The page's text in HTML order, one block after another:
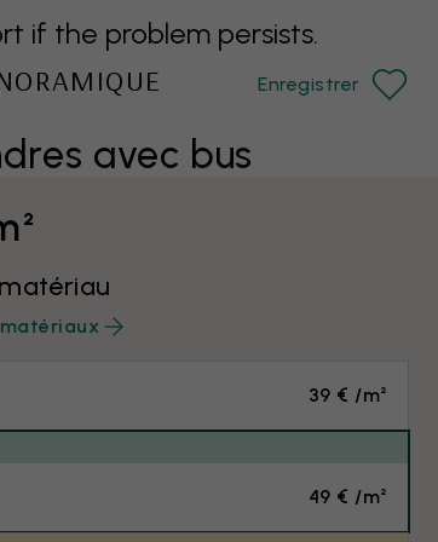
if the problem persists.
avec bus
Enregistrer
39 € /m²
49 € /m²